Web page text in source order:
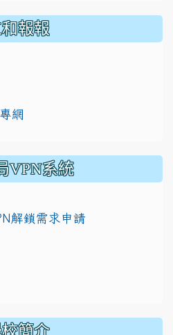
報報
網
VPN系統
解鎖需求申請
簡介